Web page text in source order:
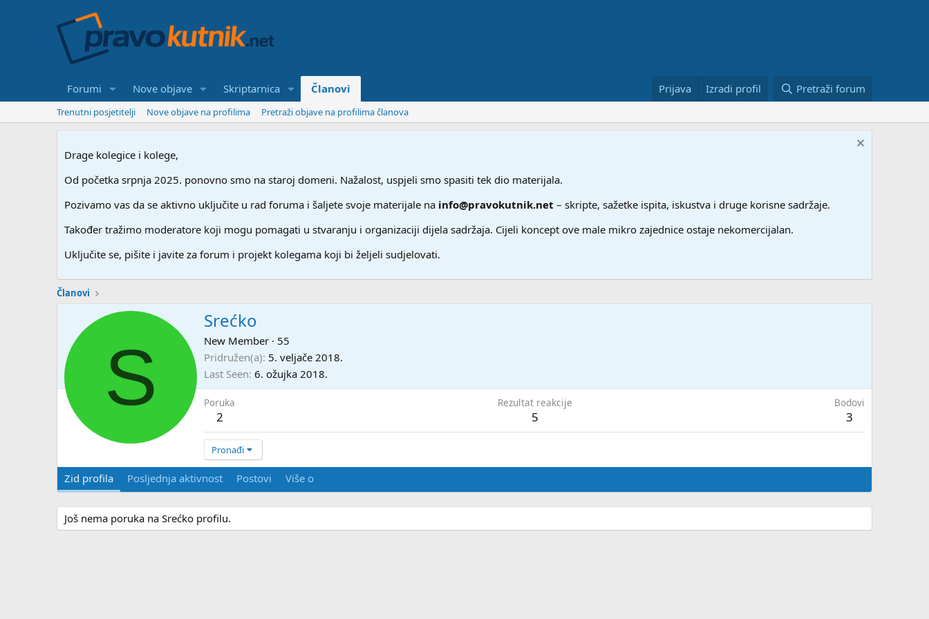
Forumi Nove objave Skriptarnica Članovi Prijava Izradi profil Pretraži forum
Trenutni posjetitelji Nove objave na profilima Pretraži objave na profilima članova
Drage kolegice i kolege,
Od početka srpnja 2025. ponovno smo na staroj domeni. Nažalost, uspjeli smo spasiti tek dio materijala.
Pozivamo vas da se aktivno uključite u rad foruma i šaljete svoje materijale na info@pravokutnik.net – skripte, sažetke ispita, iskustva i druge korisne sadržaje.
Također tražimo moderatore koji mogu pomagati u stvaranju i organizaciji dijela sadržaja. Cijeli koncept ove male mikro zajednice ostaje nekomercijalan.
Uključite se, pišite i javite za forum i projekt kolegama koji bi željeli sudjelovati.
Članovi
S
Srećko
New Member · 55
Pridružen(a) 5. veljače 2018.
Last Seen 6. ožujka 2018.
Poruka
2
Rezultat reakcije
5
Bodovi
3
Pronađi
Zid profila Posljednja aktivnost Postovi Više o
Još nema poruka na Srećko profilu.